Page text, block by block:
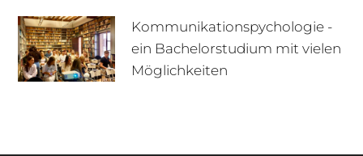
+49 170 222 77 66 Infotage
Kommunikationspychologie -
ein Bachelorstudium mit vielen
Möglichkeiten